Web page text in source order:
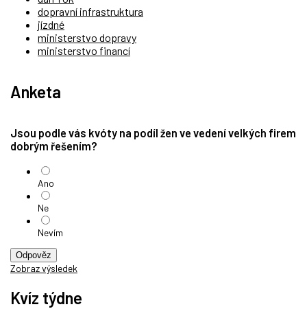
dopravní infrastruktura
jízdné
ministerstvo dopravy
ministerstvo financí
Anketa
Jsou podle vás kvóty na podíl žen ve vedení velkých firem
dobrým řešením?
Ano
Ne
Nevím
Odpověz
Zobraz výsledek
Kvíz týdne